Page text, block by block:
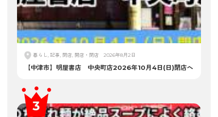
暮らし, 記事, 閉店, 開店・閉店 2026年8月2日
【中津市】明屋書店 中央町店2026年10月4日(日)閉店へ